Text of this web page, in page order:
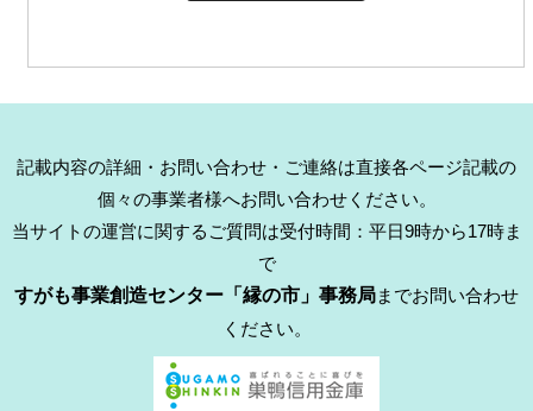
記載内容の詳細・お問い合わせ・ご連絡は直接各ページ記載の
個々の事業者様へお問い合わせください。
当サイトの運営に関するご質問は受付時間：平日9時から17時ま
で
すがも事業創造センター「縁の市」事務局までお問い合わせ
ください。